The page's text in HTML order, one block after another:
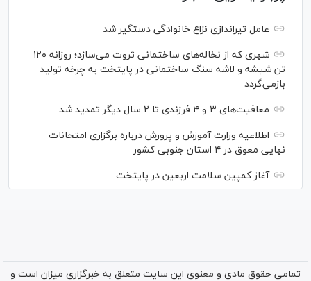
عامل تیراندازی نزاع خانوادگی دستگیر شد
شهری که از نخاله‌های ساختمانی ثروت می‌سازد؛ روزانه ۱۲۰
تن شیشه و لاشه سنگ ساختمانی در پایتخت به چرخه تولید
بازمی‌گردد
معافیت‌های ۳ و ۴ فرزندی تا ۲ سال دیگر تمدید شد
اطلاعیه وزارت آموزش و پرورش درباره برگزاری امتحانات
نهایی معوق در ۴ استان جنوبی کشور
آغاز کمپین سلامت اربعین در پایتخت
تمامی حقوق مادی و معنوی این سایت متعلق به خبرگزاری میزان است و